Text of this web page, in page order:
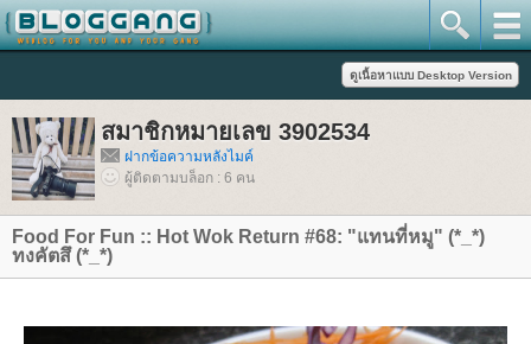
สมาชิกหมายเลข 3902534
ฝากข้อความหลังไมค์
ผู้ติดตามบล็อก : 6 คน
Food For Fun :: Hot Wok Return #68: "แทนที่หมู" (*_*)
ทงคัตสึ (*_*)